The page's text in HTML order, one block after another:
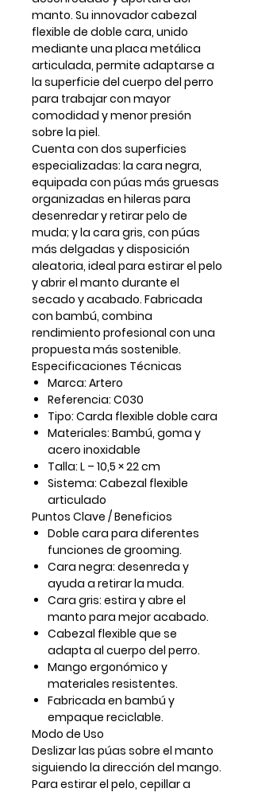
manto. Su innovadorcabezal
flexible de doble cara, unido
mediante una placa metálica
articulada, permite adaptarse a
la superficie del cuerpo del perro
para trabajar con mayor
comodidad y menor presión
sobre la piel.
Cuenta con dos superficies
especializadas: la cara negra,
equipada con púas más gruesas
organizadas en hileras para
desenredar y retirar pelo de
muda; y la cara gris, con púas
más delgadas y disposición
aleatoria, ideal para estirar el pelo
y abrir el manto durante el
secado y acabado. Fabricada
con bambú, combina
rendimiento profesional con una
propuesta más sostenible.
Especificaciones Técnicas
Marca: Artero
Referencia: C030
Tipo: Carda flexible doble cara
Materiales: Bambú, goma y
acero inoxidable
Talla: L – 10,5 × 22 cm
Sistema: Cabezal flexible
articulado
Puntos Clave / Beneficios
Doble cara para diferentes
funciones de grooming.
Cara negra: desenreda y
ayuda a retirar la muda.
Cara gris: estira y abre el
manto para mejor acabado.
Cabezal flexible que se
adapta al cuerpo del perro.
Mango ergonómico y
materiales resistentes.
Fabricada en bambú y
empaque reciclable.
Modo de Uso
Deslizar las púas sobre el manto
siguiendo la dirección del mango.
Para estirar el pelo, cepillar a